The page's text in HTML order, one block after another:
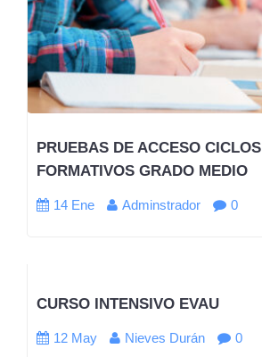
PRUEBAS DE ACCESO CICLOS
FORMATIVOS GRADO MEDIO
14 Ene Adminstrador 0
CURSO INTENSIVO EVAU
12 May Nieves Durán 0